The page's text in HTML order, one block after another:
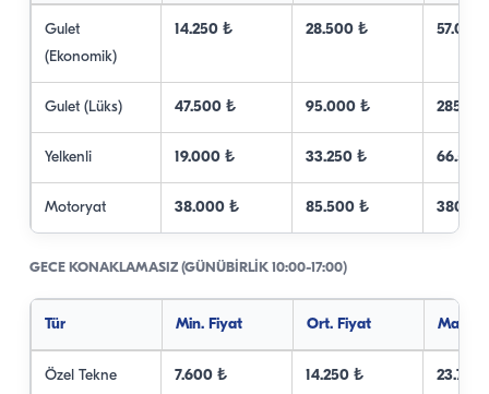
Gulet
(Ekonomik)
14.250 ₺ 28.500 ₺ 57.000
Gulet (Lüks) 47.500 ₺ 95.000 ₺
Yelkenli 19.000 ₺ 33.250 ₺ 66.500
Motoryat 38.000 ₺ 85.500 ₺
GECE KONAKLAMASIZ (GÜNÜBIRLIK 10:00-17:00)
Tür Min. Fiyat Ort. Fiyat Maks.
Özel Tekne
7.600 ₺ 14.250 ₺ 23.750